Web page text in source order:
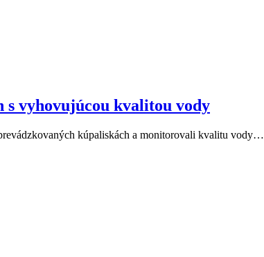
s vyhovujúcou kvalitou vody
kúpaliskách a monitorovali kvalitu vody…